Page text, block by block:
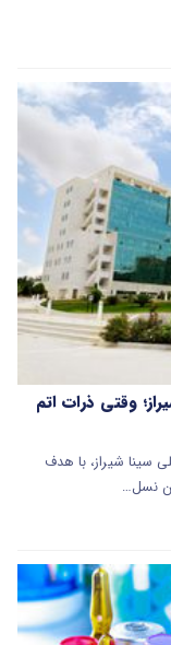
وقتی ذرات اتم
سینا شیراز، با هدف
نسل…